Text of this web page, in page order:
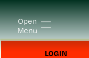
Open
Menu
LOGIN